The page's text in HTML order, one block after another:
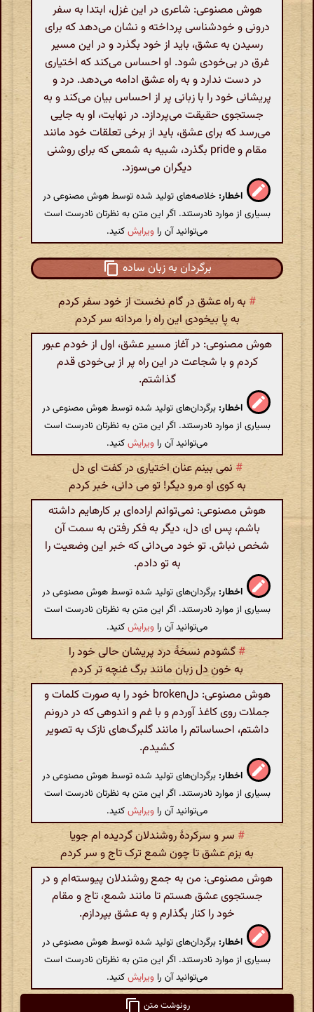
هوش مصنوعی: شاعری در این غزل، ابتدا به سفر
درونی و خودشناسی پرداخته و نشان می‌دهد که برای
رسیدن به عشق، باید از خود بگذرد و در این مسیر
غرق در بی‌خودی شود. او احساس می‌کند که اختیاری
در دست ندارد و به راه عشق ادامه می‌دهد. درد و
پریشانی خود را با زبانی پر از احساس بیان می‌کند و به
جستجوی حقیقت می‌پردازد. در نهایت، او به جایی
می‌رسد که برای عشق، باید از برخی تعلقات خود مانند
مقام و pride بگذرد، شبیه به شمعی که برای روشنی
دیگران می‌سوزد.
اخطار: خلاصه‌های تولید شده توسط هوش مصنوعی در
بسیاری از موارد نادرستند. اگر این متن به نظرتان نادرست است
می‌توانید آن را ویرایشکنید.
برگردان به زبان ساده
# به راه عشق در گام نخست از خود سفر کردم
به پا بیخودی این راه را مردانه سر کردم
هوش مصنوعی: در آغاز مسیر عشق، اول از خودم عبور
کردم و با شجاعت در این راه پر از بی‌خودی قدم
گذاشتم.
اخطار: برگردان‌های تولید شده توسط هوش مصنوعی در
بسیاری از موارد نادرستند. اگر این متن به نظرتان نادرست است
می‌توانید آن را ویرایشکنید.
# نمی بینم عنان اختیاری در کفت ای دل
به کوی او مرو دیگر! تو می دانی، خبر کردم
هوش مصنوعی: نمی‌توانم اراده‌ای بر کارهایم داشته
باشم، پس ای دل، دیگر به فکر رفتن به سمت آن
شخص نباش. تو خود می‌دانی که خبر این وضعیت را
به تو دادم.
اخطار: برگردان‌های تولید شده توسط هوش مصنوعی در
بسیاری از موارد نادرستند. اگر این متن به نظرتان نادرست است
می‌توانید آن را ویرایشکنید.
#گشودم نسخهٔ درد پریشان حالی خود را
به خون دل زبان مانند برگ غنچه تر کردم
هوش مصنوعی: دلbroken خود را به صورت کلمات و
جملات روی کاغذ آوردم و با غم و اندوهی که در درونم
داشتم، احساساتم را مانند گلبرگ‌های نازک به تصویر
کشیدم.
اخطار: برگردان‌های تولید شده توسط هوش مصنوعی در
بسیاری از موارد نادرستند. اگر این متن به نظرتان نادرست است
می‌توانید آن را ویرایشکنید.
# سر و سرکردهٔ روشندلان گردیده ام جویا
به بزم عشق تا چون شمع ترک تاج و سر کردم
هوش مصنوعی: من به جمع روشندلان پیوسته‌ام و در
جستجوی عشق هستم تا مانند شمع، تاج و مقام
خود را کنار بگذارم و به عشق بپردازم.
اخطار: برگردان‌های تولید شده توسط هوش مصنوعی در
بسیاری از موارد نادرستند. اگر این متن به نظرتان نادرست است
می‌توانید آن را ویرایشکنید.
رونوشت متن